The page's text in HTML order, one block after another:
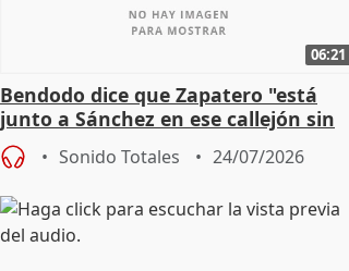
06:21
Bendodo dice que Zapatero "está
junto a Sánchez en ese callejón sin
salida
Sonido Totales 24/07/2026